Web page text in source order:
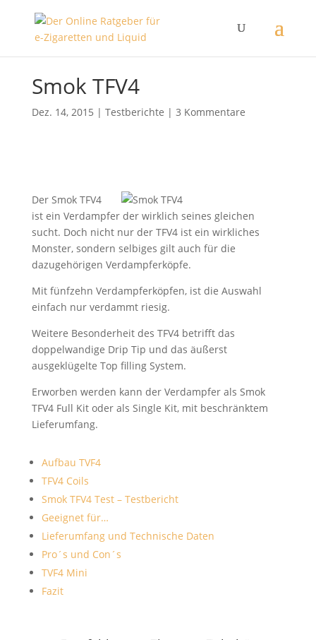
Smok TFV4
Dez. 14, 2015 | Testberichte | 3 Kommentare
Der Smok TFV4
ist ein Verdampfer der wirklich seines gleichen
sucht. Doch nicht nur der TFV4 ist ein wirkliches
Monster, sondern selbiges gilt auch für die
dazugehörigen Verdampferköpfe.
Mit fünfzehn Verdampferköpfen, ist die Auswahl
einfach nur verdammt riesig.
Weitere Besonderheit des TFV4 betrifft das
doppelwandige Drip Tip und das äußerst
ausgeklügelte Top filling System.
Erworben werden kann der Verdampfer als Smok
TFV4 Full Kit oder als Single Kit, mit beschränktem
Lieferumfang.
Aufbau TVF4
TFV4 Coils
Smok TFV4 Test – Testbericht
Geeignet für…
Lieferumfang und Technische Daten
Pro´s und Con´s
TVF4 Mini
Fazit